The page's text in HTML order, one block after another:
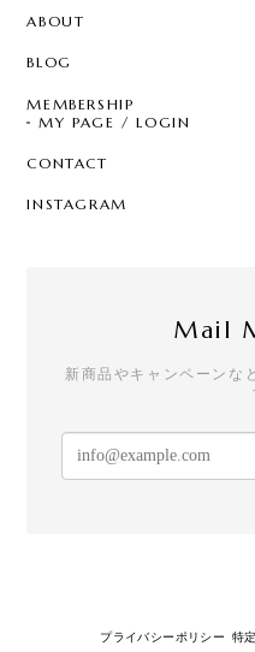
ABOUT
BLOG
MEMBERSHIP
MY PAGE / LOGIN
CONTACT
INSTAGRAM
Mail
新商品やキャンペーンな
プライバシーポリシー 特